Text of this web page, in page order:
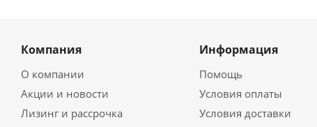
Компания
О компании
Акции и новости
Лизинг и рассрочка
Информация
Помощь
Условия оплаты
Условия доставки